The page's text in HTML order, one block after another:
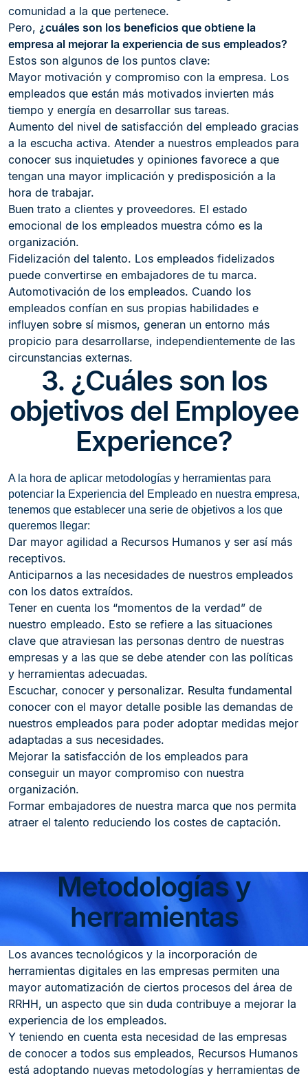
comunidad a la que pertenece.
Pero, ¿cuáles son los beneficios que obtiene la
empresa al mejorar la experiencia de sus empleados?
Estos son algunos de los puntos clave:
Mayor motivación y compromiso con la empresa. Los
empleados que están más motivados invierten más
tiempo y energía en desarrollar sus tareas.
Aumento del nivel de satisfacción del empleado gracias
a la escucha activa. Atender a nuestros empleados para
conocer sus inquietudes y opiniones favorece a que
tengan una mayor implicación y predisposición a la
hora de trabajar.
Buen trato a clientes y proveedores. El estado
emocional de los empleados muestra cómo es la
organización.
Fidelización del talento. Los empleados fidelizados
puede convertirse en embajadores de tu marca.
Automotivación de los empleados. Cuando los
empleados confían en sus propias habilidades e
influyen sobre sí mismos, generan un entorno más
propicio para desarrollarse, independientemente de las
circunstancias externas.
3. ¿Cuáles son los
objetivos del Employee
Experience?
A la hora de aplicar metodologías y herramientas para
potenciar la Experiencia del Empleado en nuestra empresa,
tenemos que establecer una serie de objetivos a los que
queremos llegar:
Dar mayor agilidad a Recursos Humanos y ser así más
receptivos.
Anticiparnos a las necesidades de nuestros empleados
con los datos extraídos.
Tener en cuenta los “momentos de la verdad” de
nuestro empleado. Esto se refiere a las situaciones
clave que atraviesan las personas dentro de nuestras
empresas y a las que se debe atender con las políticas
y herramientas adecuadas.
Escuchar, conocer y personalizar. Resulta fundamental
conocer con el mayor detalle posible las demandas de
nuestros empleados para poder adoptar medidas mejor
adaptadas a sus necesidades.
Mejorar la satisfacción de los empleados para
conseguir un mayor compromiso con nuestra
organización.
Formar embajadores de nuestra marca que nos permita
atraer el talento reduciendo los costes de captación.
Metodologías y
herramientas
Los avances tecnológicos y la incorporación de
herramientas digitales en las empresas permiten una
mayor automatización de ciertos procesos del área de
RRHH, un aspecto que sin duda contribuye a mejorar la
experiencia de los empleados.
Y teniendo en cuenta esta necesidad de las empresas
de conocer a todos sus empleados, Recursos Humanos
está adoptando nuevas metodologías y herramientas de